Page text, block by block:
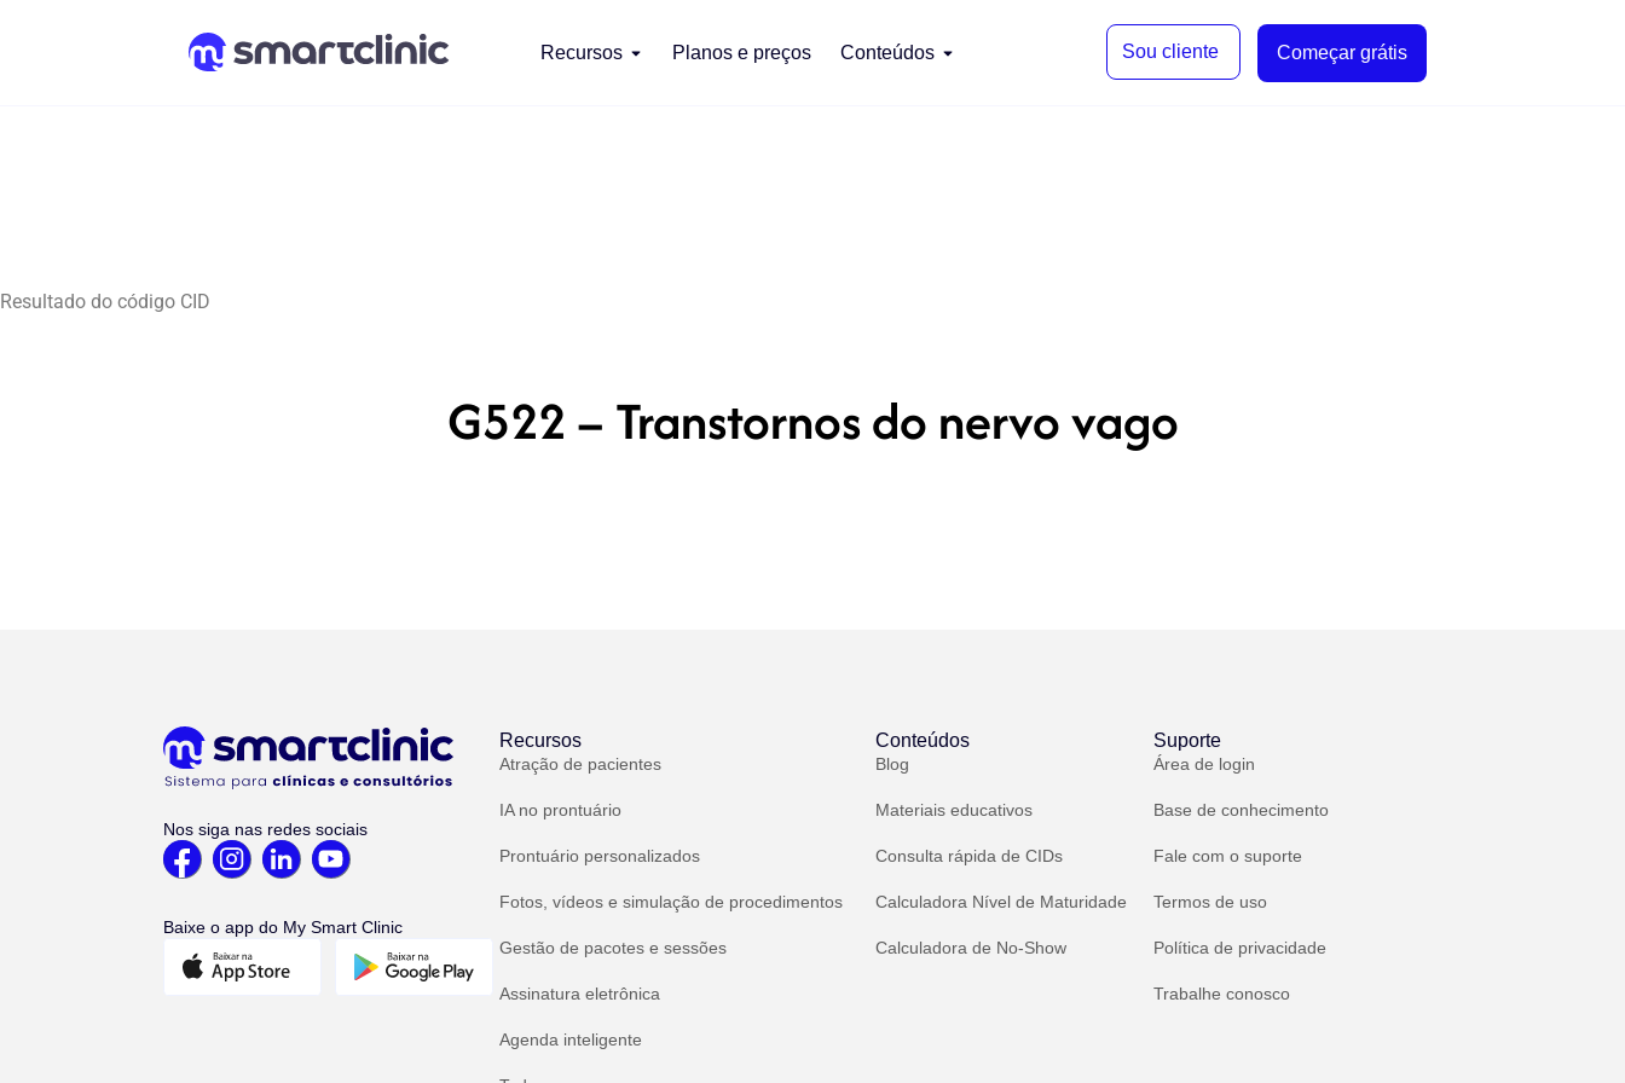
Recursos Planos e preços Conteúdos Sou cliente Começar grátis
Resultado do código CID
G522 – Transtornos do nervo vago
Nos siga nas redes sociais
Baixe o app do My Smart Clinic
Recursos
Atração de pacientes
IA no prontuário
Prontuário personalizados
Fotos, vídeos e simulação de procedimentos
Gestão de pacotes e sessões
Assinatura eletrônica
Agenda inteligente
Conteúdos
Blog
Materiais educativos
Consulta rápida de CIDs
Calculadora Nível de Maturidade
Calculadora de No-Show
Suporte
Área de login
Base de conhecimento
Fale com o suporte
Termos de uso
Política de privacidade
Trabalhe conosco